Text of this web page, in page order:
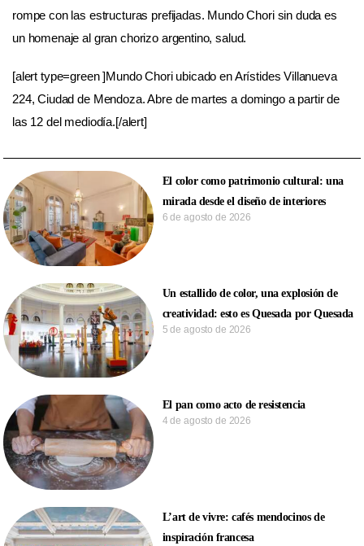
rompe con las estructuras prefijadas. Mundo Chori sin duda es
un homenaje al gran chorizo argentino, salud.
[alert type=green ]Mundo Chori ubicado en Arístides Villanueva
224, Ciudad de Mendoza. Abre de martes a domingo a partir de
las 12 del mediodía.[/alert]
El color como patrimonio cultural: una
mirada desde el diseño de interiores
6 de agosto de 2026
Un estallido de color, una explosión de
creatividad: esto es Quesada por Quesada
5 de agosto de 2026
El pan como acto de resistencia
4 de agosto de 2026
L’art de vivre: cafés mendocinos de
inspiración francesa